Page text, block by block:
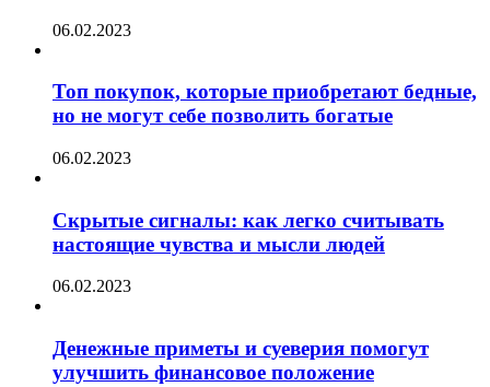
06.02.2023
Топ покупок, которые приобретают бедные,
но не могут себе позволить богатые
06.02.2023
Скрытые сигналы: как легко считывать
настоящие чувства и мысли людей
06.02.2023
Денежные приметы и суеверия помогут
улучшить финансовое положение